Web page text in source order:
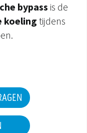
bypass is de
koelingtijdens